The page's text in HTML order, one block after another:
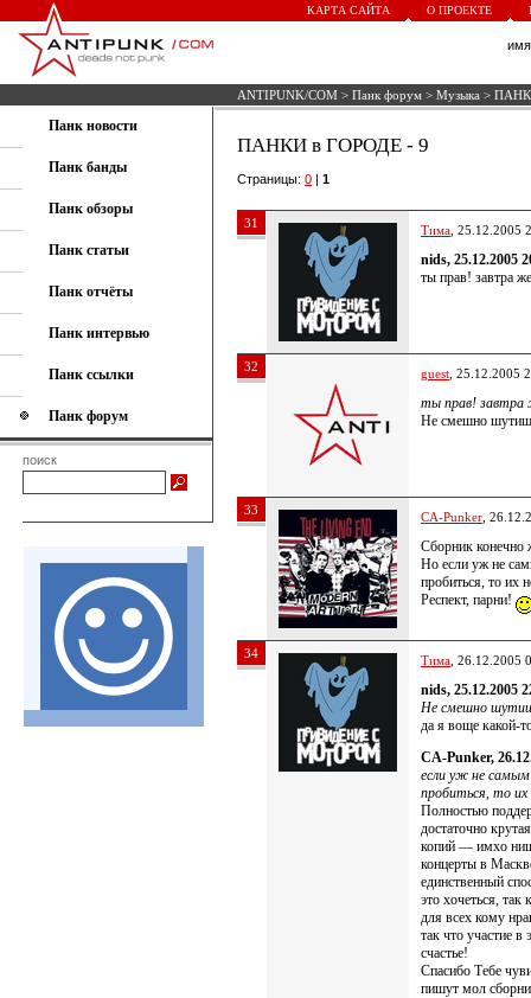
КАРТА САЙТА О ПРОЕКТЕ
ANTIPUNK/COM > Панк форум > Музыка >
Панк новости
Панк банды
Панк обзоры
Панк статьи
Панк отчёты
Панк интервью
Панк ссылки
Панк форум
поиск
ПАНКИ в ГОРОДЕ - 9
Страницы: 0 | 1
31 Тима , 25.12.2005
nids, 25.12.2005
ты прав! завтра
32 guest , 25.12.2005
ты прав! завтра
Не смешно
33 CA-Punker ,
Сборник конечно
Но если уж не
пробиться, то их
Респект, парни!
34 Тима , 26.12.2005
nids, 25.12.2005
Не смешно
да я воще какой-
CA-Punker,
если уж не
пробиться, то их
Полностью
достаточно
копий — имхо
концерты в
единственный
это хочеться,
для всех кому
так что участие
счастье!
Спасибо Тебе
пишут мол